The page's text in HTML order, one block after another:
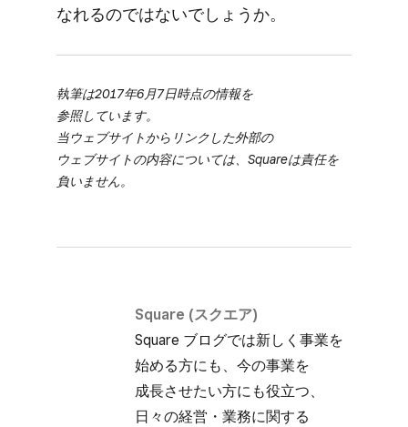
なれるのではないでしょうか。
執筆は​2017年6月7日時点の​情報を​
参照しています。
当ウェブサイトから​リンクした​外部の​
ウェブサイトの​内容に​ついては、​Squareは​責任を​
負いません。
Square (スクエア)
Square ブログでは​新しく​事業を​
始める方にも、​今の​事業を​
成長させたい方にも​役立つ、​
日々の​経営・業務に​関する​